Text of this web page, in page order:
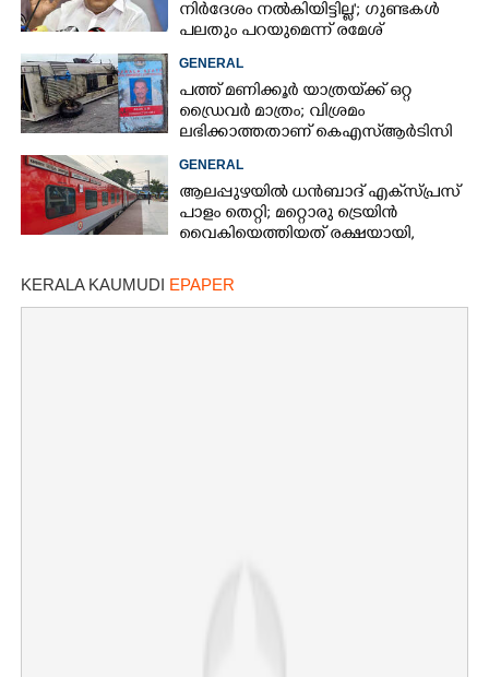
നിർദേശം നൽകിയിട്ടില്ല'; ഗുണ്ടകൾ
പലതും പറയുമെന്ന് രമേശ്
GENERAL
പത്ത് മണിക്കൂർ യാത്രയ്‌ക്ക് ഒറ്റ
ഡ്രൈവർ മാത്രം; വിശ്രമം
ലഭിക്കാത്തതാണ് കെഎസ്‌ആർടിസി
വിമർശനം
GENERAL
ആലപ്പുഴയിൽ ധൻബാദ് എക്‌സ്പ്രസ്
പാളം തെറ്റി; മറ്റൊരു ട്രെയിൻ
വൈകിയെത്തിയത് രക്ഷയായി,
KERALA KAUMUDI EPAPER